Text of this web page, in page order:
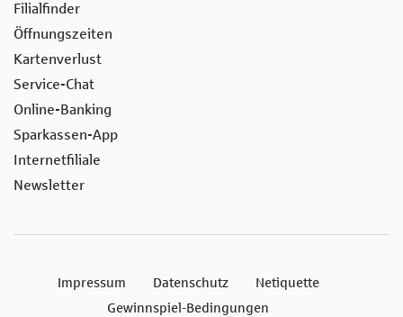
Filialfinder
Öffnungszeiten
Kartenverlust
Service-Chat
Online-Banking
Sparkassen-App
Internetfiliale
Newsletter
Impressum Datenschutz
Netiquette
Gewinnspiel-Bedingungen